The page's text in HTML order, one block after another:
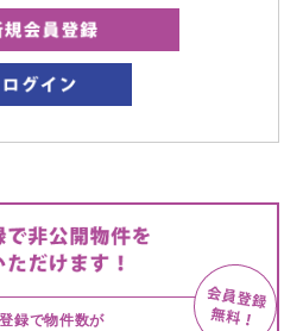
録で物件数が